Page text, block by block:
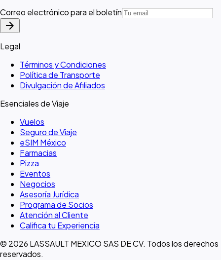
Correo electrónico para el boletín
arrow_forward
Legal
Términos y Condiciones
Política de Transporte
Divulgación de Afiliados
Esenciales de Viaje
Vuelos
Seguro de Viaje
eSIM México
Farmacias
Pizza
Eventos
Negocios
Asesoría Jurídica
Programa de Socios
Atención al Cliente
Califica tu Experiencia
© 2026 LASSAULT MEXICO SAS DE CV. Todos los derechos
reservados.